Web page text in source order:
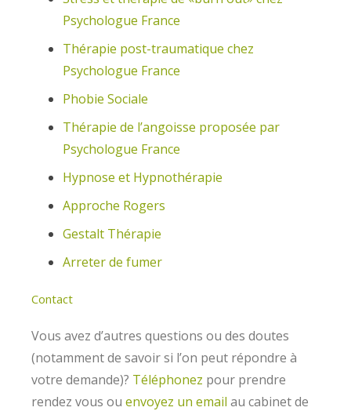
Psychologue France
Thérapie post-traumatique chez
Psychologue France
Phobie Sociale
Thérapie de l’angoisse proposée par
Psychologue France
Hypnose et Hypnothérapie
Approche Rogers
Gestalt Thérapie
Arreter de fumer
Contact
Vous avez d’autres questions ou des doutes
(notamment de savoir si l’on peut répondre à
votre demande)? Téléphonez pour prendre
rendez vous ou envoyez un email au cabinet de